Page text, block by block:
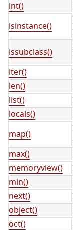
int()
isinstance()
issubclass()
iter()
len()
list()
locals()
map()
max()
memoryview()
min()
next()
object()
oct()